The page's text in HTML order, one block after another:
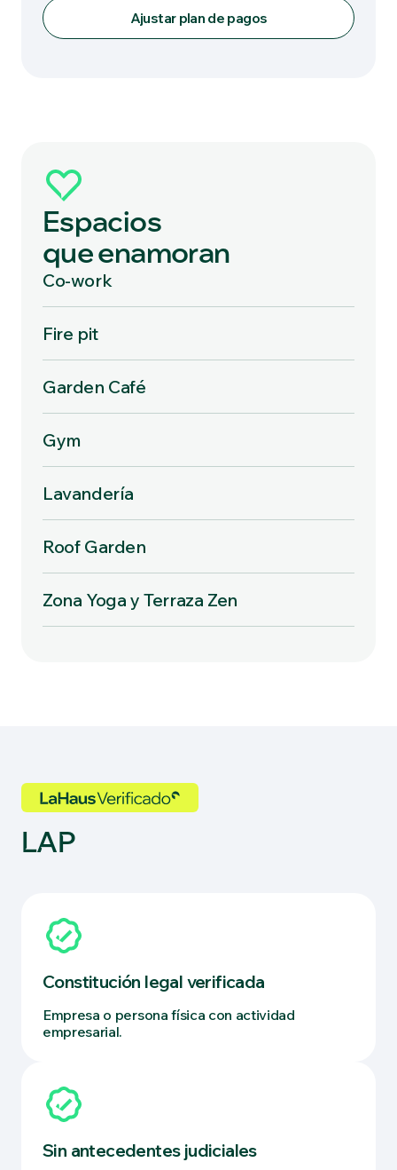
Ajustar plan de pagos
Espacios
que enamoran
Co-work
Fire pit
Garden Café
Gym
Lavandería
Roof Garden
Zona Yoga y Terraza Zen
LAP
Constitución legal verificada
Empresa o persona física con actividad
empresarial.
Sin antecedentes judiciales